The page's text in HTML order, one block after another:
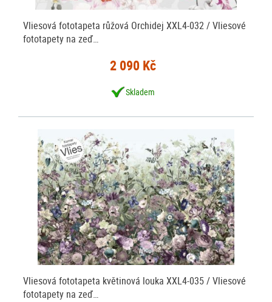
Vliesová fototapeta růžová Orchidej XXL4-032 / Vliesové
fototapety na zeď…
2 090 Kč
Skladem
Vliesová fototapeta květinová louka XXL4-035 / Vliesové
fototapety na zeď…